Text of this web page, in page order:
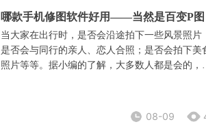
哪款手机修图软件好用——当然是百变P图
当大家在出行时，是否会沿途拍下一些风景照片
是否会与同行的亲人、恋人合照；是否会拍下美
照片等等。据小编的了解，大多数人都是会的，
08-09